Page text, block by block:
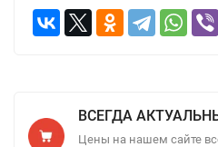
ВСЕГДА
Цены на нашем сайте